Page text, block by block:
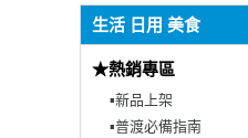
生活 日用 美食
★熱銷專區
▪︎新品上架
▪︎普渡必備指南